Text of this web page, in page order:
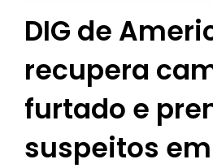
DIG de
recupera
furtado e
suspeitos